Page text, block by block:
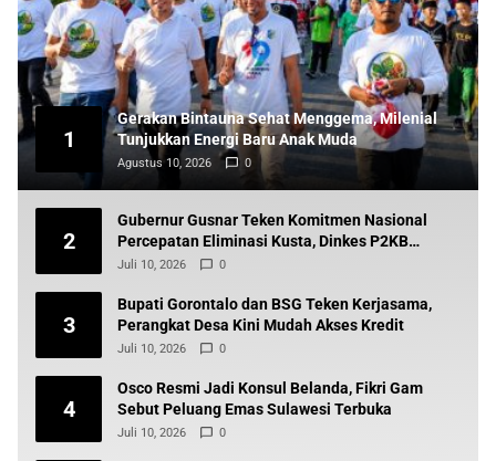
1
Gerakan Bintauna Sehat Menggema, Milenial
Tunjukkan Energi Baru Anak Muda
Agustus 10, 2026 0
2
Gubernur Gusnar Teken Komitmen Nasional
Percepatan Eliminasi Kusta, Dinkes P2KB
Siapkan Tindak Lanjut
Juli 10, 2026 0
3
Bupati Gorontalo dan BSG Teken Kerjasama,
Perangkat Desa Kini Mudah Akses Kredit
Juli 10, 2026 0
4
Osco Resmi Jadi Konsul Belanda, Fikri Gam
Sebut Peluang Emas Sulawesi Terbuka
Juli 10, 2026 0